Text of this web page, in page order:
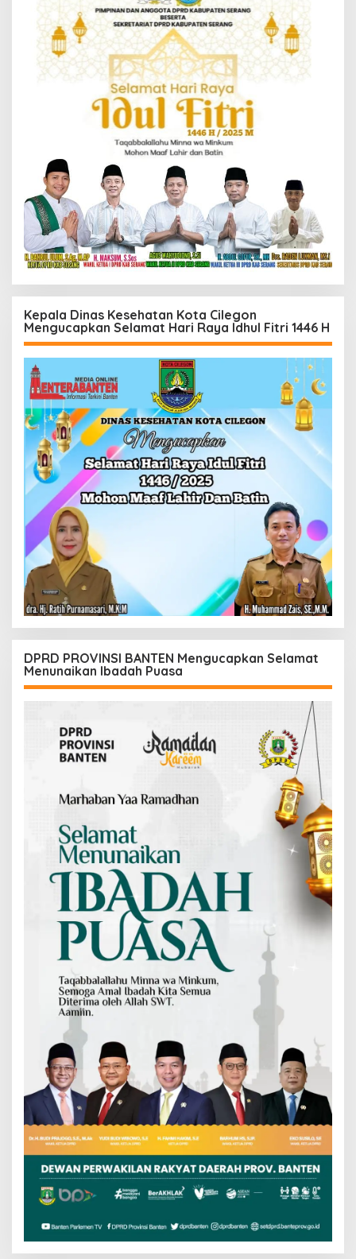
Kepala Dinas Kesehatan Kota Cilegon
Mengucapkan Selamat Hari Raya Idhul Fitri 1446 H
DPRD PROVINSI BANTEN Mengucapkan Selamat
Menunaikan Ibadah Puasa